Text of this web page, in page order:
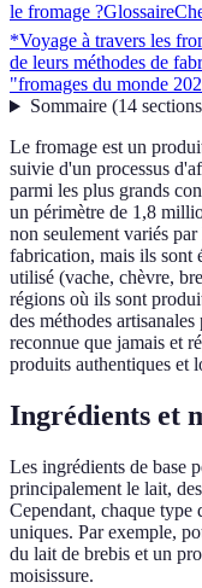
le fromage ?Glossaire
*Voyage à travers les
de leurs méthodes de
"fromages du monde
Sommaire(14 sections
Le fromage est un
suivie d'un processus
parmi les plus grands
un périmètre de 1,8
non seulement variés
fabrication, mais ils sont
utilisé (vache, chèvre,
régions où ils sont
des méthodes
reconnue que jamais et
produits authentiques et
Ingrédients et
Les ingrédients de base
principalement le lait,
Cependant, chaque type
uniques. Par exemple,
du lait de brebis et un
moisissure.